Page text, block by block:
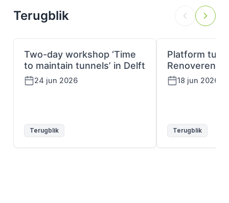
Terugblik
Two-day workshop ‘Time
to maintain tunnels’ in Delft
24 jun 2026
Terugblik
Platform
Renoveren
18 jun 2026
Terugblik